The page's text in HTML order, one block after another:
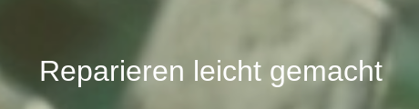
Reparieren leicht gemacht